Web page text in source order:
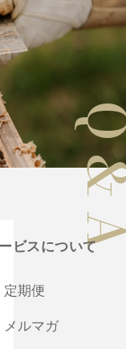
新着情報
ビスについて
定期便
メルマガ